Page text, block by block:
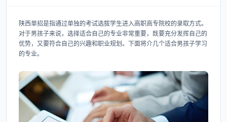
陕西单招是指通过单独的考试选拔学生进入高职高专院校的录取方式。
对于男孩子来说，选择适合自己的专业非常重要，既要充分发挥自己的
优势，又要符合自己的兴趣和职业规划。下面将介几个适合男孩子学习
的专业。